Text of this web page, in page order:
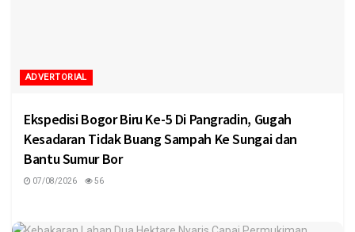
ADVERTORIAL
Ekspedisi Bogor Biru Ke-5 Di Pangradin, Gugah
Kesadaran Tidak Buang Sampah Ke Sungai dan
Bantu Sumur Bor
07/08/2026 56